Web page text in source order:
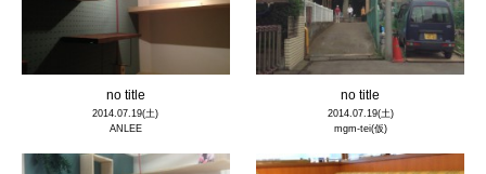
no title
2014.07.19(土)
ANLEE
no title
2014.07.19(土)
mgm-tei(仮)